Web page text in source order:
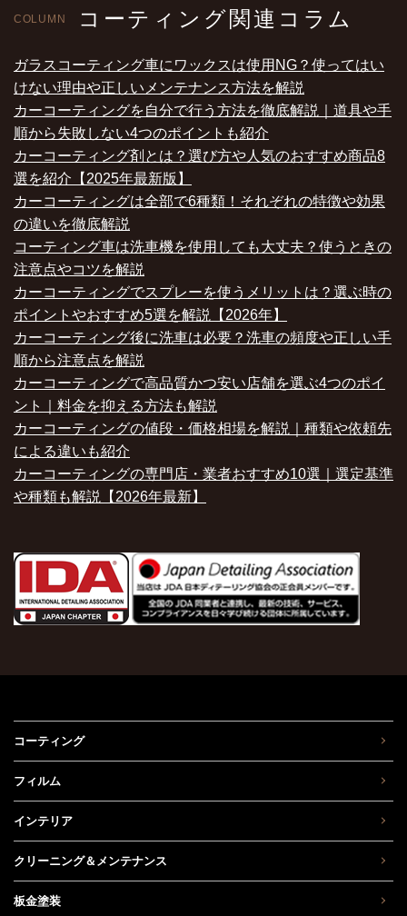
COLUMN コーティング関連コラム
ガラスコーティング車にワックスは使用NG？使ってはい
けない理由や正しいメンテナンス方法を解説
カーコーティングを自分で行う方法を徹底解説｜道具や手
順から失敗しない4つのポイントも紹介
カーコーティング剤とは？選び方や人気のおすすめ商品8
選を紹介【2025年最新版】
カーコーティングは全部で6種類！それぞれの特徴や効果
の違いを徹底解説
コーティング車は洗車機を使用しても大丈夫？使うときの
注意点やコツを解説
カーコーティングでスプレーを使うメリットは？選ぶ時の
ポイントやおすすめ5選を解説【2026年】
カーコーティング後に洗車は必要？洗車の頻度や正しい手
順から注意点を解説
カーコーティングで高品質かつ安い店舗を選ぶ4つのポイ
ント｜料金を抑える方法も解説
カーコーティングの値段・価格相場を解説｜種類や依頼先
による違いも紹介
カーコーティングの専門店・業者おすすめ10選｜選定基準
や種類も解説【2026年最新】
コーティング
フィルム
インテリア
クリーニング＆メンテナンス
板金塗装